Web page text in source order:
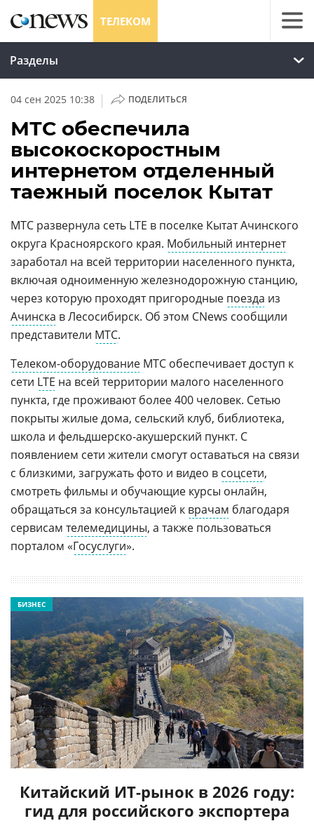
ТЕЛЕКОМ
Разделы
04 сен 2025 10:38 | ПОДЕЛИТЬСЯ
МТС обеспечила
высокоскоростным
интернетом отделенный
таежный поселок Кытат
МТС развернула сеть LTE в поселке Кытат Ачинского
округа Красноярского края. Мобильный интернет
заработал на всей территории населенного пункта,
включая одноименную железнодорожную станцию,
через которую проходят пригородные поезда из
Ачинска в Лесосибирск. Об этом CNews сообщили
представители МТС.
Телеком-оборудование МТС обеспечивает доступ к
сети LTE на всей территории малого населенного
пункта, где проживают более 400 человек. Сетью
покрыты жилые дома, сельский клуб, библиотека,
школа и фельдшерско-акушерский пункт. С
появлением сети жители смогут оставаться на связи
с близкими, загружать фото и видео в соцсети,
смотреть фильмы и обучающие курсы онлайн,
обращаться за консультацией к врачам благодаря
сервисам телемедицины, а также пользоваться
порталом «Госуслуги».
Китайский ИТ-рынок в 2026 году:
гид для российского экспортера
БИЗНЕС